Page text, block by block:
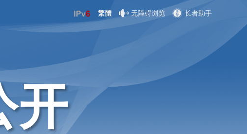
繁體 无障碍浏览 长者助手
开